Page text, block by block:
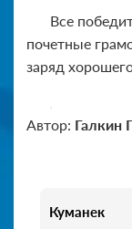
Все
почетные
заряд
Автор: Галкин
Куманек